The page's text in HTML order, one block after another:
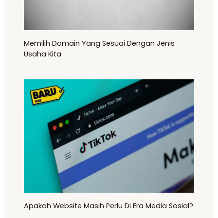
Memilih Domain Yang Sesuai Dengan Jenis
Usaha Kita
Apakah Website Masih Perlu Di Era Media Sosial?